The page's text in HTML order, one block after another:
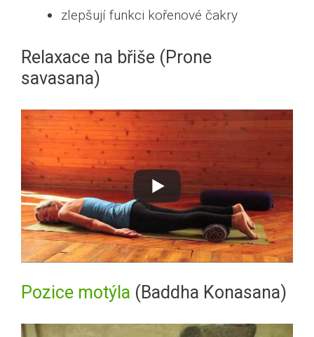
zlepšují funkci kořenové čakry
Relaxace na břiše (Prone
savasana)
Pozice motýla (Baddha Konasana)